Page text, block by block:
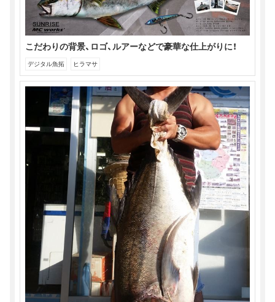
す) ィ
ン
ド
で
開
き
ま
す)
ま
す)
こだわりの背景、ロゴ、ルアーなどで豪華な仕上がりに！
デジタル魚拓 ヒラマサ